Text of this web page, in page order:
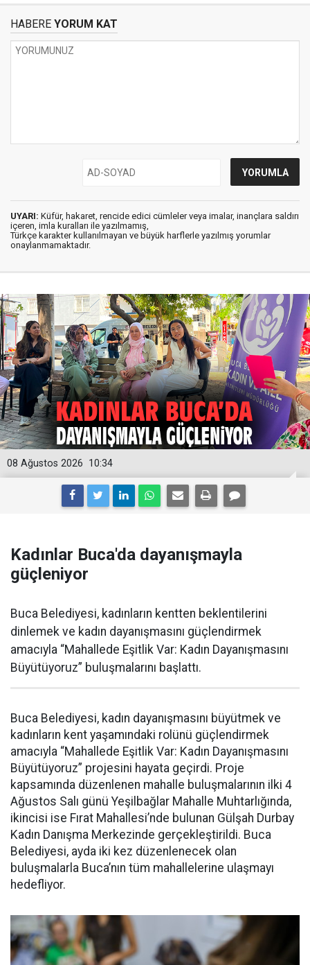
HABERE YORUM KAT
UYARI: Küfür, hakaret, rencide edici cümleler veya imalar, inançlara saldırı
içeren, imla kuralları ile yazılmamış,
Türkçe karakter kullanılmayan ve büyük harflerle yazılmış yorumlar
onaylanmamaktadır.
10:34
08 Ağustos 2026
Kadınlar Buca'da dayanışmayla
güçleniyor
Buca Belediyesi, kadınların kentten beklentilerini
dinlemek ve kadın dayanışmasını güçlendirmek
amacıyla “Mahallede Eşitlik Var: Kadın Dayanışmasını
Büyütüyoruz” buluşmalarını başlattı.
Buca Belediyesi, kadın dayanışmasını büyütmek ve
kadınların kent yaşamındaki rolünü güçlendirmek
amacıyla “Mahallede Eşitlik Var: Kadın Dayanışmasını
Büyütüyoruz” projesini hayata geçirdi. Proje
kapsamında düzenlenen mahalle buluşmalarının ilki 4
Ağustos Salı günü Yeşilbağlar Mahalle Muhtarlığında,
ikincisi ise Fırat Mahallesi’nde bulunan Gülşah Durbay
Kadın Danışma Merkezinde gerçekleştirildi. Buca
Belediyesi, ayda iki kez düzenlenecek olan
buluşmalarla Buca’nın tüm mahallelerine ulaşmayı
hedefliyor.